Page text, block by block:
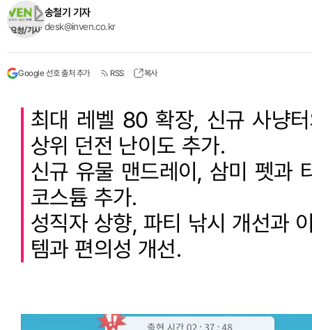
송철기 기자
desk@inven.co.kr
Google 선호 출처 추가 RSS 복사
최대 레벨 80 확장, 신규 사냥
상위 던전 난이도 추가.
신규 유물 맨드레이, 삼미 펫과
코스튬 추가.
성직자 상향, 파티 낚시 개선과
템과 편의성 개선.